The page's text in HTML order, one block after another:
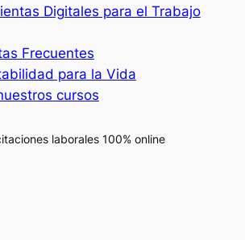
Digitales para el Trabajo
Frecuentes
para la Vida
cursos
laborales 100% online